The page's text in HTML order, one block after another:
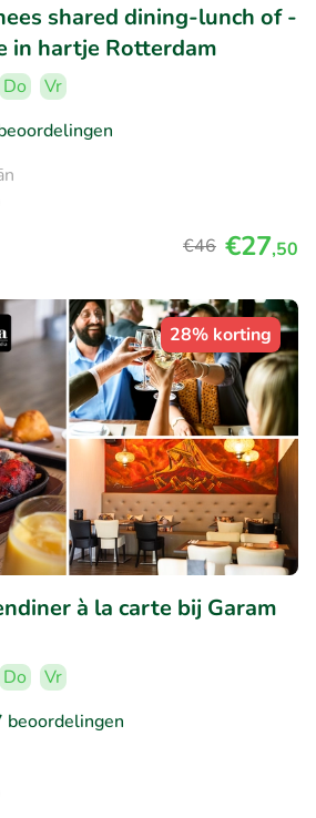
shared dining-lunch of -
in hartje Rotterdam
Do
Vr
€46 €27,50
28% korting
à la carte bij Garam
Do
Vr
beoordelingen